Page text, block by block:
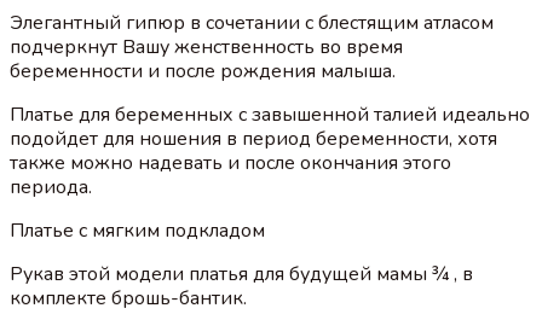
Элегантный гипюр в сочетании с блестящим атласом
подчеркнут Вашу женственность во время
беременности и после рождения малыша.
Платье для беременных с завышенной талией идеально
подойдет для ношения в период беременности, хотя
также можно надевать и после окончания этого
периода.
Платье с мягким подкладом
Рукав этой модели платья для будущей мамы ¾ , в
комплекте брошь-бантик.